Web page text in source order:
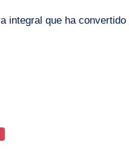
integral que ha